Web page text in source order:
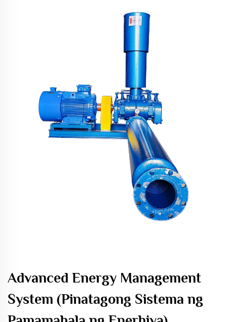
Advanced Energy Management
System (Pinatagong Sistema ng